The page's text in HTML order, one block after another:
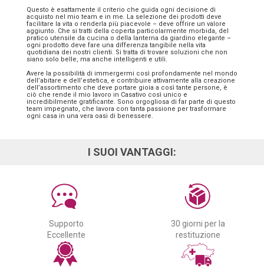
Questo è esattamente il criterio che guida ogni decisione di
acquisto nel mio team e in me. La selezione dei prodotti deve
facilitare la vita o renderla più piacevole – deve offrire un valore
aggiunto. Che si tratti della coperta particolarmente morbida, del
pratico utensile da cucina o della lanterna da giardino elegante –
ogni prodotto deve fare una differenza tangibile nella vita
quotidiana dei nostri clienti. Si tratta di trovare soluzioni che non
siano solo belle, ma anche intelligenti e utili.
Avere la possibilità di immergermi così profondamente nel mondo
dell’abitare e dell’estetica, e contribuire attivamente alla creazione
dell’assortimento che deve portare gioia a così tante persone, è
ciò che rende il mio lavoro in Casativo così unico e
incredibilmente gratificante. Sono orgogliosa di far parte di questo
team impegnato, che lavora con tanta passione per trasformare
ogni casa in una vera oasi di benessere.
I SUOI VANTAGGI:
Supporto
Eccellente
30 giorni per la
restituzione